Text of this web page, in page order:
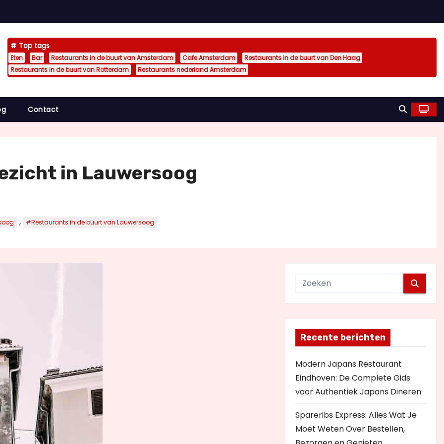
Top tags
Eten Bar Restaurants in de buurt van Amsterdam Cafe Amsterdam
Restaurants in de buurt van Den Haag
Restaurants in de buurt van Rotterdam
Restaurants nederland Amsterdam
Contact
in Lauwersoog
, #Restaurants in de buurt van Lauwersoog
Recente berichten
Modern Japans Restaurant
Eindhoven: De Complete Gids
voor Authentiek Japans Dineren
Spareribs Express: Alles Wat Je
Moet Weten Over Bestellen,